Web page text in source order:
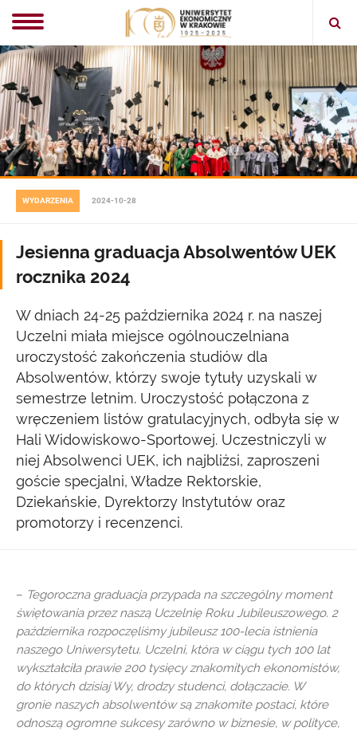
Open
WYDARZENIA 2024-10-28
Jesienna graduacja Absolwentów UEK
rocznika 2024
W dniach 24-25 października 2024 r. na naszej
Uczelni miała miejsce ogólnouczelniana
uroczystość zakończenia studiów dla
Absolwentów, którzy swoje tytuły uzyskali w
semestrze letnim. Uroczystość połączona z
wręczeniem listów gratulacyjnych, odbyła się w
Hali Widowiskowo-Sportowej. Uczestniczyli w
niej Absolwenci UEK, ich najbliżsi, zaproszeni
goście specjalni, Władze Rektorskie,
Dziekańskie, Dyrektorzy Instytutów oraz
promotorzy i recenzenci.
– Tegoroczna graduacja przypada na szczególny moment
świętowania przez naszą Uczelnię Roku Jubileuszowego. 2
października rozpoczęliśmy jubileusz 100-lecia istnienia
naszego Uniwersytetu. Uczelni, która w ciągu tych 100 lat
wykształciła prawie 200 tysięcy znakomitych ekonomistów,
do których dzisiaj Wy, drodzy studenci, dołączacie. W
gronie naszych absolwentów są znakomite postaci, które
odnoszą ogromne sukcesy zarówno w biznesie, w polityce,